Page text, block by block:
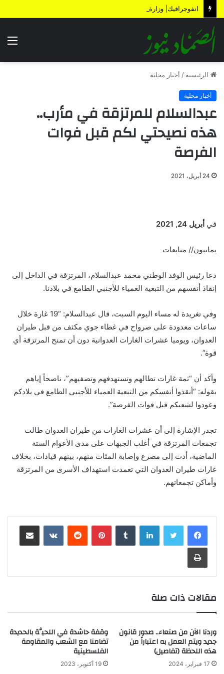
الرئيسية / أخبار محلية
أخبار محلية
عبدالسلام للمرتزقة في مأرب..
هذه نصيحتي لكم قبل فوات
الفرصة
24 أبريل، 2021
في أبريل 24, 2021
يمانيون// متابعات
دعا رئيس الوفد الوطني محمد عبدالسلام، المرتزقة في الداخل إلى
إنقاذ أنفسهم من التبعية العمياء للأجنبي الطامع في بلادنا.
وفي تغريدة له مساء اليوم السبت، قال عبدالسلام: “19 غارة خلال
ساعات معدودة على صرواح في غطاء جوي مكثف من قبل طيران
العدوان، ويوميا عشرات الغارات العدوانية دون أن تمنح المرتزقة أي
قوة”.
وأكد أن “ثمة غارات تطالهم وتستهدفهم وتصفيهم”، ناصحاً إياهم
بقوله: “أنقذوا أنفسكم من التبعية العمياء للأجنبي الطامع في بلادكم
وعودوا لشعبكم قبل فوات الفرصة”.
تجدر الإشارة إلى أن عشرات الغارات من طيران العدوان طالت
تجمعات المرتزقة في أغلب الجبهات على مدى الأعوام الستة
الماضية، أدت إلى مصرع وإصابة المئات منهم، بينهم قيادات، بخلاف
غارات طيران العدوان التي تعمدت استهداف الأسرى من المرتزقة
وأماكن تجمعاتهم.
لينكدإن بينتيريست
مقالات ذات صلة
وردنا الآن من صنعاء.. صدور قانون
جديد ويتم العمل به اعتباراً من
هذه اللحظة (تفاصيل)
17 فبراير، 2024
وقفة حاشدة في اللحيَّة بالحديدة
تضامنا مع الشعب والمقاومة
الفلسطينية
19 أكتوبر، 2023